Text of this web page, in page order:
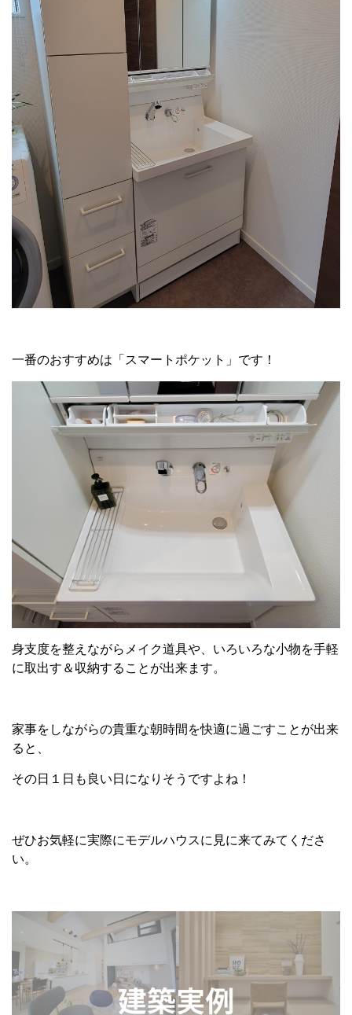
一番のおすすめは「スマートポケット」です！
身支度を整えながらメイク道具や、いろいろな小物を手軽
に取出す＆収納することが出来ます。
家事をしながらの貴重な朝時間を快適に過ごすことが出来
ると、
その日１日も良い日になりそうですよね！
ぜひお気軽に実際にモデルハウスに見に来てみてくださ
い。